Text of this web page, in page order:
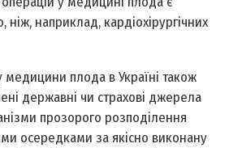
наприклад, кардіохірургічних
медицини плода в Україні також
державні чи страхові джерела
прозорого розподілення
осередками за якісно виконану